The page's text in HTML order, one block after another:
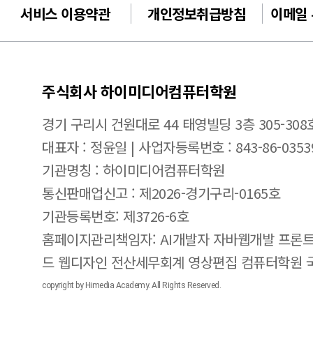
서비스 이용약관 개인정보취급방침 이메일
주식회사 하이미디어컴퓨터학원
경기 구리시 건원대로 44 태영빌딩 3층 305-308
대표자 : 정윤일 | 사업자등록번호 : 843-86-
기관명칭 : 하이미디어컴퓨터학원
통신판매업신고 : 제2026-경기구리-0165호
기관등록번호: 제3726-6호
홈페이지관리책임자: AI개발자 자바웹개발 프론
드 웹디자인 전산세무회계 영상편집 컴퓨터학원
copyright by Himedia Academy. All Rights Reserved.